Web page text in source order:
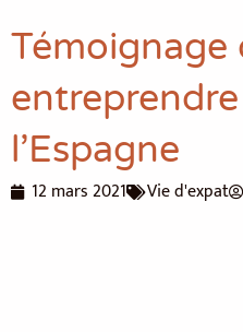
Témoignage
l’Espagne
12 mars 2021 Vie d'expat